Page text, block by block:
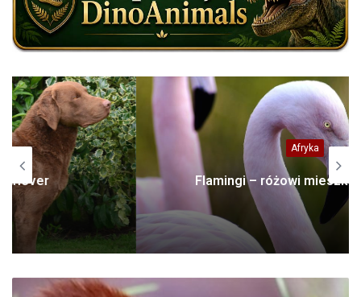
Flamingi – różowi mieszkańcy jezior